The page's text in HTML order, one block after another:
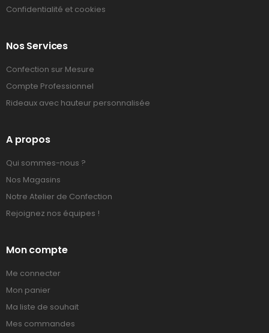
Confidentialité et cookies
Nos Services
Confection sur Mesure
Compte Professionnel
Rideaux avec hauteur personnalisée
A propos
Qui sommes-nous ?
Nos Magasins
Notre Atelier de Confection
Rejoignez nos équipes !
Mon compte
Me connecter
Mon panier
Ma liste de souhait
Mes commandes